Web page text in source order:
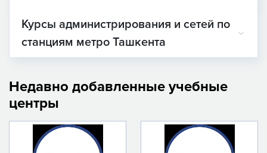
Курсы администрирования и сетей по
станциям метро Ташкента
Недавно добавленные учебные
центры